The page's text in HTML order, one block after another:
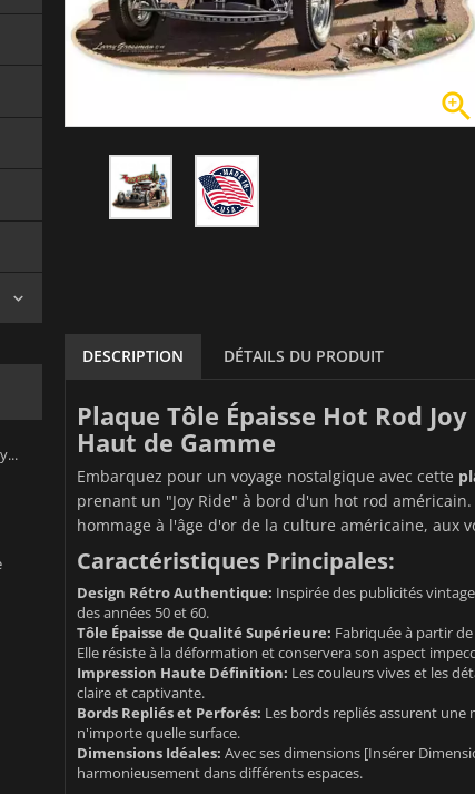


DESCRIPTION DÉTAILS DU PRODUIT
Plaque Tôle Épaisse Hot Rod
Haut de Gamme
Embarquez pour un voyage nostalgique avec cette
prenant un "Joy Ride" à bord d'un hot rod
hommage à l'âge d'or de la culture américaine, aux
Caractéristiques Principales:
Design Rétro Authentique: Inspirée des publicités
des années 50 et 60.
Tôle Épaisse de Qualité Supérieure: Fabriquée à partir
Elle résiste à la déformation et conservera son aspect
Impression Haute Définition: Les couleurs vives et les
claire et captivante.
Bords Repliés et Perforés: Les bords repliés assurent
n'importe quelle surface.
Dimensions Idéales: Avec ses dimensions [Insérer
harmonieusement dans différents espaces.